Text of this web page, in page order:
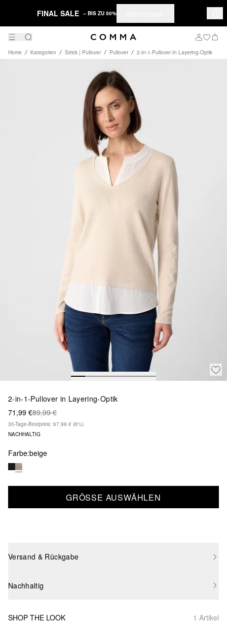
FINAL SALE – BIS ZU 50%
Home Kategorien Strick | Pullover Pullover 2-In-1-Pullover In Layering-Optik
2-in-1-Pullover in Layering-Optik
71,99 €89,99 €
30-Tage-Bestpreis: 67,99 € (6%)
NACHHALTIG
Farbe:beige
GRÖSSE AUSWÄHLEN
Versand & Rückgabe
Nachhaltig
SHOP THE LOOK 1 Artikel